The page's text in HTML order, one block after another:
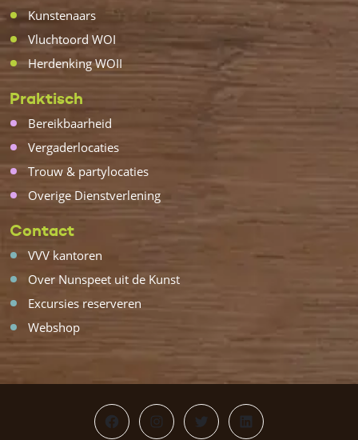
Kunstenaars
Vluchtoord WOI
Herdenking WOII
Praktisch
Bereikbaarheid
Vergaderlocaties
Trouw & partylocaties
Overige Dienstverlening
Contact
VVV kantoren
Over Nunspeet uit de Kunst
Excursies reserveren
Webshop
FacebookInstagram
TwitterLinkedIn